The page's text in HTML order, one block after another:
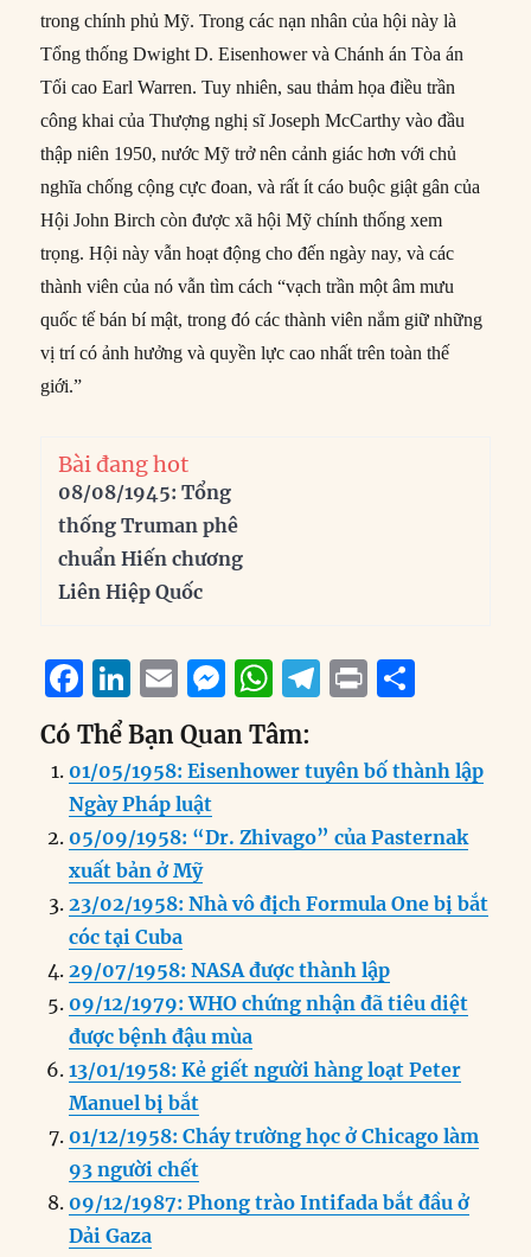
trong chính phủ Mỹ. Trong các nạn nhân của hội này là
Tổng thống Dwight D. Eisenhower và Chánh án Tòa án
Tối cao Earl Warren. Tuy nhiên, sau thảm họa điều trần
công khai của Thượng nghị sĩ Joseph McCarthy vào đầu
thập niên 1950, nước Mỹ trở nên cảnh giác hơn với chủ
nghĩa chống cộng cực đoan, và rất ít cáo buộc giật gân của
Hội John Birch còn được xã hội Mỹ chính thống xem
trọng. Hội này vẫn hoạt động cho đến ngày nay, và các
thành viên của nó vẫn tìm cách “vạch trần một âm mưu
quốc tế bán bí mật, trong đó các thành viên nắm giữ những
vị trí có ảnh hưởng và quyền lực cao nhất trên toàn thế
giới.”
Bài đang hot
08/08/1945: Tổng
thống Truman phê
chuẩn Hiến chương
Liên Hiệp Quốc
F
a
c
e
b
o
o
k
Li
n
k
e
d
I
n
E
m
ai
l
M
e
ss
e
n
er
W
h
at
s
A
p
T
e
g
r
m
P
n
t
a
re
Có Thể Bạn Quan Tâm:
01/05/1958: Eisenhower tuyên bố thành lập
Ngày Pháp luật
05/09/1958: “Dr. Zhivago” của Pasternak
xuất bản ở Mỹ
23/02/1958: Nhà vô địch Formula One bị bắt
cóc tại Cuba
29/07/1958: NASA được thành lập
09/12/1979: WHO chứng nhận đã tiêu diệt
được bệnh đậu mùa
13/01/1958: Kẻ giết người hàng loạt Peter
Manuel bị bắt
01/12/1958: Cháy trường học ở Chicago làm
93 người chết
09/12/1987: Phong trào Intifada bắt đầu ở
Dải Gaza